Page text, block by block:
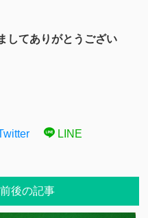
してありがとうござい
LINE
後の記事